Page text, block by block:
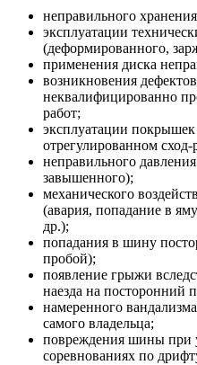
неправильного
эксплуатации
(деформированного,
применения диска
возникновения
неквалифицированно
работ;
эксплуатации
отрегулированном сход-
неправильного
завышенного);
механического
(авария, попадание в
др.);
попадания в шину
пробой);
появление грыжи
наезда на посторонний
намеренного
самого владельца;
повреждения шины при
соревнованиях по